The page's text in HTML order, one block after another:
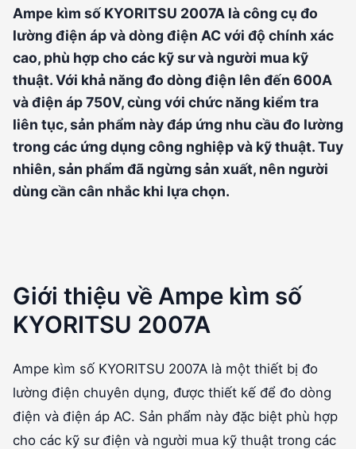
Ampe kìm số KYORITSU 2007A là công cụ đo
lường điện áp và dòng điện AC với độ chính xác
cao, phù hợp cho các kỹ sư và người mua kỹ
thuật. Với khả năng đo dòng điện lên đến 600A
và điện áp 750V, cùng với chức năng kiểm tra
liên tục, sản phẩm này đáp ứng nhu cầu đo lường
trong các ứng dụng công nghiệp và kỹ thuật. Tuy
nhiên, sản phẩm đã ngừng sản xuất, nên người
dùng cần cân nhắc khi lựa chọn.
Giới thiệu về Ampe kìm số
KYORITSU 2007A
Ampe kìm số KYORITSU 2007A là một thiết bị đo
lường điện chuyên dụng, được thiết kế để đo dòng
điện và điện áp AC. Sản phẩm này đặc biệt phù hợp
cho các kỹ sư điện và người mua kỹ thuật trong các